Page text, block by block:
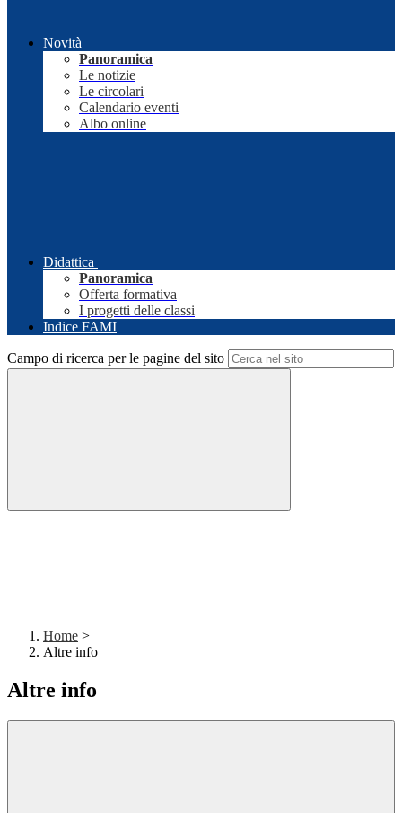
Novità
Panoramica
Le notizie
Le circolari
Calendario eventi
Albo online
Didattica
Panoramica
Offerta formativa
I progetti delle classi
Indice FAMI
Campo di ricerca per le pagine del sito
Home >
Altre info
Altre info